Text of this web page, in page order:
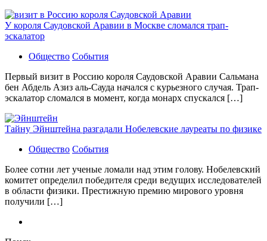
У короля Саудовской Аравии в Москве сломался трап-
эскалатор
Общество События
Первый визит в Россию короля Саудовской Аравии Сальмана
бен Абдель Азиз аль-Сауда начался с курьезного случая. Трап-
эскалатор сломался в момент, когда монарх спускался […]
Тайну Эйнштейна разгадали Нобелевские лауреаты по физике
Общество События
Более сотни лет ученые ломали над этим голову. Нобелевский
комитет определил победителя среди ведущих исследователей
в области физики. Престижную премию мирового уровня
получили […]